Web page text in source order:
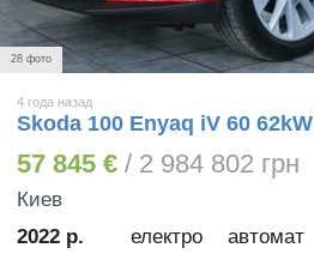
28 фото
4 года назад
Skoda 100 Enyaq iV 60 62kW
57 845 € / 2 984 802 грн
Киев
2022 р.
електро автомат